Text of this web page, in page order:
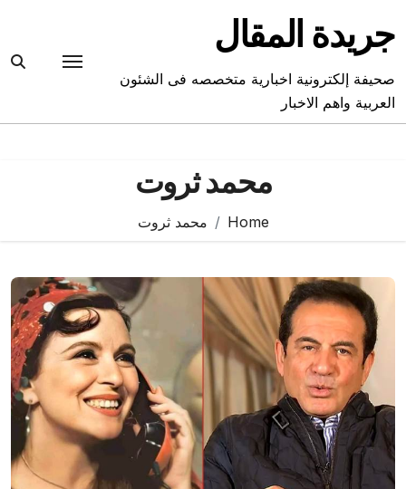
content
جريدة المقال
صحيفة إلكترونية اخبارية متخصصه فى الشئون
العربية واهم الاخبار
محمد ثروت
Home محمد ثروت